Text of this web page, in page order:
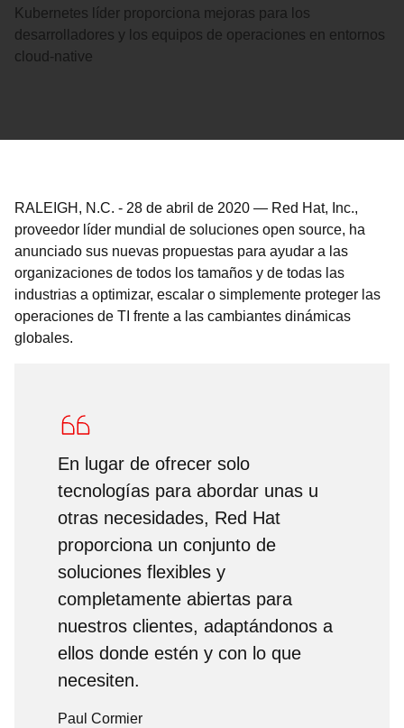
Kubernetes líder proporciona mejoras para los
desarrolladores y los equipos de operaciones en entornos
cloud-native
RALEIGH, N.C. - 28 de abril de 2020 — Red Hat, Inc.,
proveedor líder mundial de soluciones open source, ha
anunciado sus nuevas propuestas para ayudar a las
organizaciones de todos los tamaños y de todas las
industrias a optimizar, escalar o simplemente proteger las
operaciones de TI frente a las cambiantes dinámicas
globales.
En lugar de ofrecer solo
tecnologías para abordar unas u
otras necesidades, Red Hat
proporciona un conjunto de
soluciones flexibles y
completamente abiertas para
nuestros clientes, adaptándonos a
ellos donde estén y con lo que
necesiten.
Paul Cormier